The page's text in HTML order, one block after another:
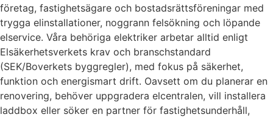
företag, fastighetsägare och bostadsrättsföreningar med
trygga elinstallationer, noggrann felsökning och löpande
elservice. Våra behöriga elektriker arbetar alltid enligt
Elsäkerhetsverkets krav och branschstandard
(SEK/Boverkets byggregler), med fokus på säkerhet,
funktion och energismart drift. Oavsett om du planerar en
renovering, behöver uppgradera elcentralen, vill installera
laddbox eller söker en partner för fastighetsunderhåll,